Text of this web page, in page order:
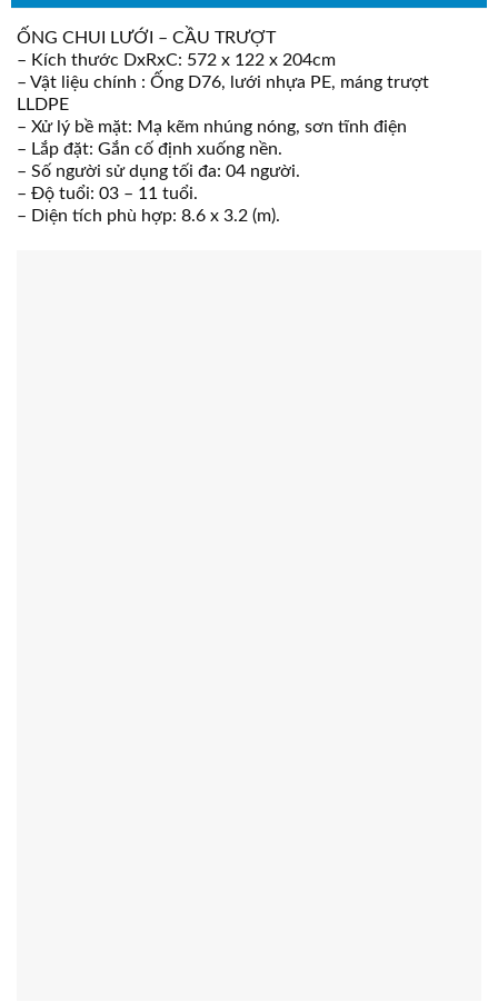
ỐNG CHUI LƯỚI – CẦU TRƯỢT
– Kích thước DxRxC: 572 x 122 x 204cm
– Vật liệu chính : Ống D76, lưới nhựa PE, máng trượt
LLDPE
– Xử lý bề mặt: Mạ kẽm nhúng nóng, sơn tĩnh điện
– Lắp đặt: Gắn cố định xuống nền.
– Số người sử dụng tối đa: 04 người.
– Độ tuổi: 03 – 11 tuổi.
– Diện tích phù hợp: 8.6 x 3.2 (m).